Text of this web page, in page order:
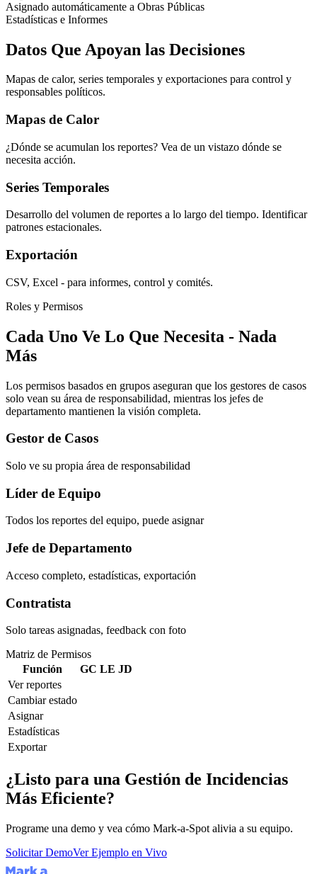
Asignado automáticamente a Obras Públicas
Estadísticas e Informes
Datos Que Apoyan las Decisiones
Mapas de calor, series temporales y exportaciones para control y
responsables políticos.
Mapas de Calor
¿Dónde se acumulan los reportes? Vea de un vistazo dónde se
necesita acción.
Series Temporales
Desarrollo del volumen de reportes a lo largo del tiempo. Identificar
patrones estacionales.
Exportación
CSV, Excel - para informes, control y comités.
Roles y Permisos
Cada Uno Ve Lo Que Necesita - Nada
Más
Los permisos basados en grupos aseguran que los gestores de casos
solo vean su área de responsabilidad, mientras los jefes de
departamento mantienen la visión completa.
Gestor de Casos
Solo ve su propia área de responsabilidad
Líder de Equipo
Todos los reportes del equipo, puede asignar
Jefe de Departamento
Acceso completo, estadísticas, exportación
Contratista
Solo tareas asignadas, feedback con foto
Matriz de Permisos
Función
GC LE JD
Ver reportes
Cambiar estado
Asignar
Estadísticas
Exportar
¿Listo para una Gestión de Incidencias
Más Eficiente?
Programe una demo y vea cómo Mark-a-Spot alivia a su equipo.
Solicitar DemoVer Ejemplo en Vivo